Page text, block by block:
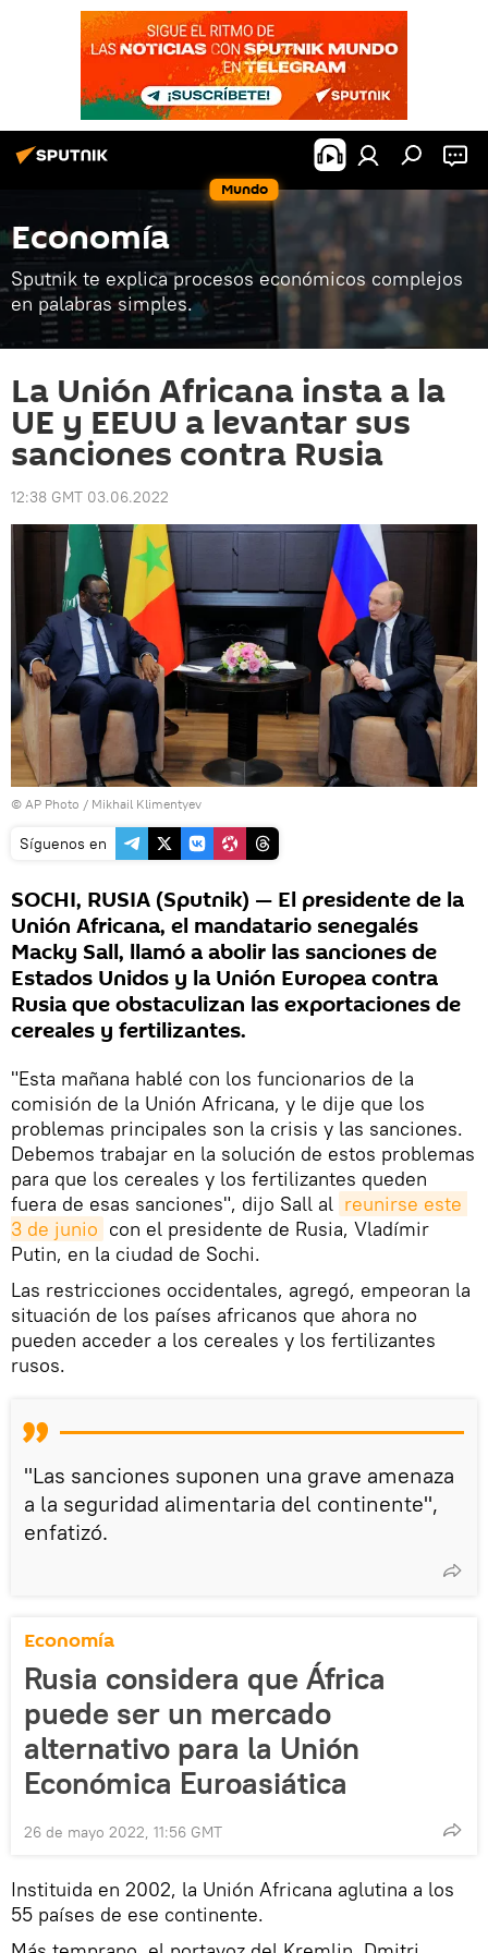
Mundo
Economía
Sputnik te explica procesos económicos complejos
en palabras simples.
La Unión Africana insta a la
UE y EEUU a levantar sus
sanciones contra Rusia
12:38 GMT 03.06.2022
© AP Photo / Mikhail Klimentyev
Síguenos en
SOCHI, RUSIA (Sputnik) — El presidente de la
Unión Africana, el mandatario senegalés
Macky Sall, llamó a abolir las sanciones de
Estados Unidos y la Unión Europea contra
Rusia que obstaculizan las exportaciones de
cereales y fertilizantes.
"Esta mañana hablé con los funcionarios de la
comisión de la Unión Africana, y le dije que los
problemas principales son la crisis y las sanciones.
Debemos trabajar en la solución de estos problemas
para que los cereales y los fertilizantes queden
fuera de esas sanciones", dijo Sall al reunirse este
3 de junio con el presidente de Rusia, Vladímir
Putin, en la ciudad de Sochi.
Las restricciones occidentales, agregó, empeoran la
situación de los países africanos que ahora no
pueden acceder a los cereales y los fertilizantes
rusos.
"Las sanciones suponen una grave amenaza
a la seguridad alimentaria del continente",
enfatizó.
Economía
Rusia considera que África
puede ser un mercado
alternativo para la Unión
Económica Euroasiática
26 de mayo 2022, 11:56 GMT
Instituida en 2002, la Unión Africana aglutina a los
55 países de ese continente.